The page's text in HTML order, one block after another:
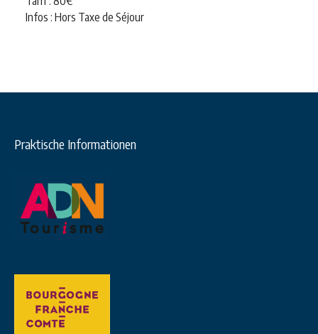
Infos : Hors Taxe de Séjour
Praktische Informationen